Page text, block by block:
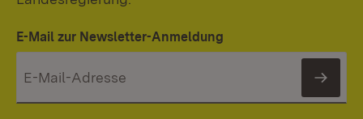
E-Mail zur Newsletter-Anmeldung